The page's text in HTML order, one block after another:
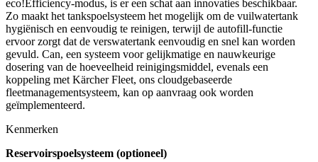
eco!Efficiency-modus, is er een schat aan innovaties beschikbaar.
Zo maakt het tankspoelsysteem het mogelijk om de vuilwatertank
hygiënisch en eenvoudig te reinigen, terwijl de autofill-functie
ervoor zorgt dat de verswatertank eenvoudig en snel kan worden
gevuld. Can, een systeem voor gelijkmatige en nauwkeurige
dosering van de hoeveelheid reinigingsmiddel, evenals een
koppeling met Kärcher Fleet, ons cloudgebaseerde
fleetmanagementsysteem, kan op aanvraag ook worden
geïmplementeerd.
Kenmerken
Reservoirspoelsysteem (optioneel)